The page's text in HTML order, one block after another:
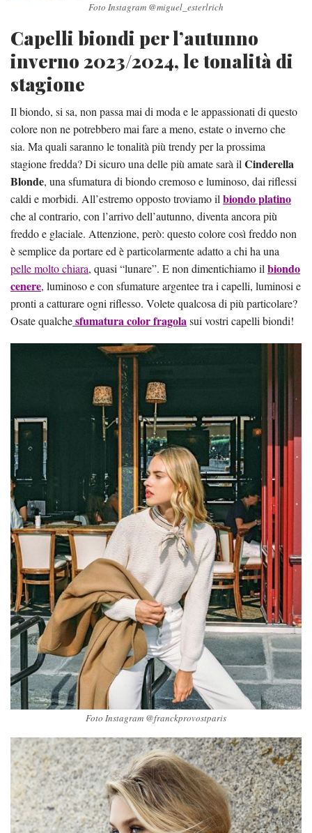
Foto Instagram @miguel_esterlrich
Capelli biondi per l’autunno
inverno 2023/2024, le tonalità di
stagione
Il biondo, si sa, non passa mai di moda e le appassionati di questo
colore non ne potrebbero mai fare a meno, estate o inverno che
sia. Ma quali saranno le tonalità più trendy per la prossima
stagione fredda? Di sicuro una delle più amate sarà ilCinderella
Blonde, una sfumatura di biondo cremoso e luminoso, dai riflessi
caldi e morbidi. All’estremo opposto troviamo ilbiondo platino
che al contrario, con l’arrivo dell’autunno, diventa ancora più
freddo e glaciale. Attenzione, però: questo colore così freddo non
è semplice da portare ed è particolarmente adatto a chi ha una
pelle molto chiara, quasi “lunare”. E non dimentichiamo ilbiondo
cenere, luminoso e con sfumature argentee tra i capelli, luminosi e
pronti a catturare ogni riflesso. Volete qualcosa di più particolare?
Osate qualchesfumatura color fragolasui vostri capelli biondi!
Foto Instagram @franckprovostparis